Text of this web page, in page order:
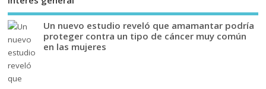
Un nuevo estudio reveló que amamantar podría
proteger contra un tipo de cáncer muy común
en las mujeres